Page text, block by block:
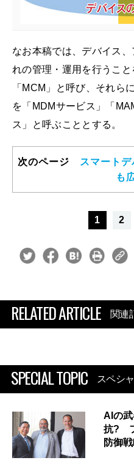
なお本稿では、デバイス
れの管理・運用を行うこと
「MCM」と呼び、それら
を「MDMサービス」「
ス」と呼ぶこととする。
次のページ スマート
も
1 2
RELATED ARTICLE 関連
SPECIAL TOPIC スペシ
AIの
抗?
防御